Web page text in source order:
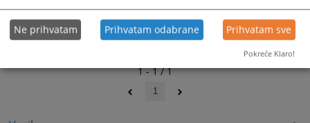
dates.
dates.
1 - 1 / 1
1
Ne prihvatam Prihvatam odabrane Prihvatam sve
Pokreće Klaro!